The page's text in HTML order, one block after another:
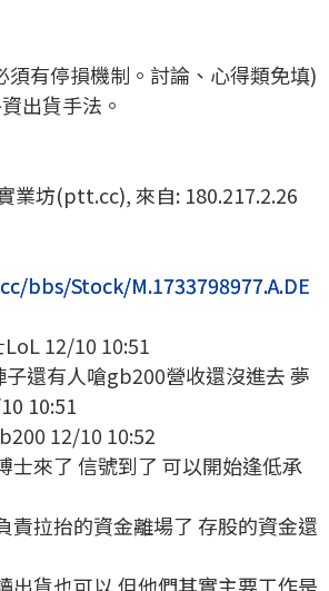
須有停損機制。討論、心得類免填)
出貨手法。
業坊(ptt.cc), 來自: 180.217.2.26
bbs/Stock/M.1733798977.A.DE
12/10 10:51
還有人嗆gb200營收還沒進去 夢
10:51
12/10 10:52
士來了 信號到了 可以開始逢低承
拉抬的資金離場了 存股的資金還